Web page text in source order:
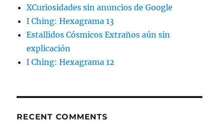
XCuriosidades sin anuncios de Google
I Ching: Hexagrama 13
Estallidos Cósmicos Extraños aún sin
explicación
I Ching: Hexagrama 12
RECENT COMMENTS